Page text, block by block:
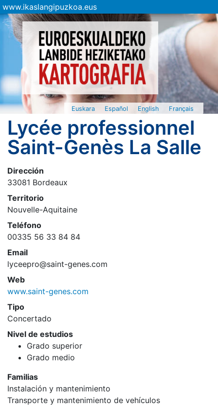
www.ikaslangipuzkoa.eus
Euskara Español English Français
Lycée professionnel
Saint-Genès La Salle
Dirección
33081 Bordeaux
Territorio
Nouvelle-Aquitaine
Teléfono
00335 56 33 84 84
Email
lyceepro@saint-genes.com
Web
www.saint-genes.com
Tipo
Concertado
Nivel de estudios
Grado superior
Grado medio
Familias
Instalación y mantenimiento
Transporte y mantenimiento de vehículos